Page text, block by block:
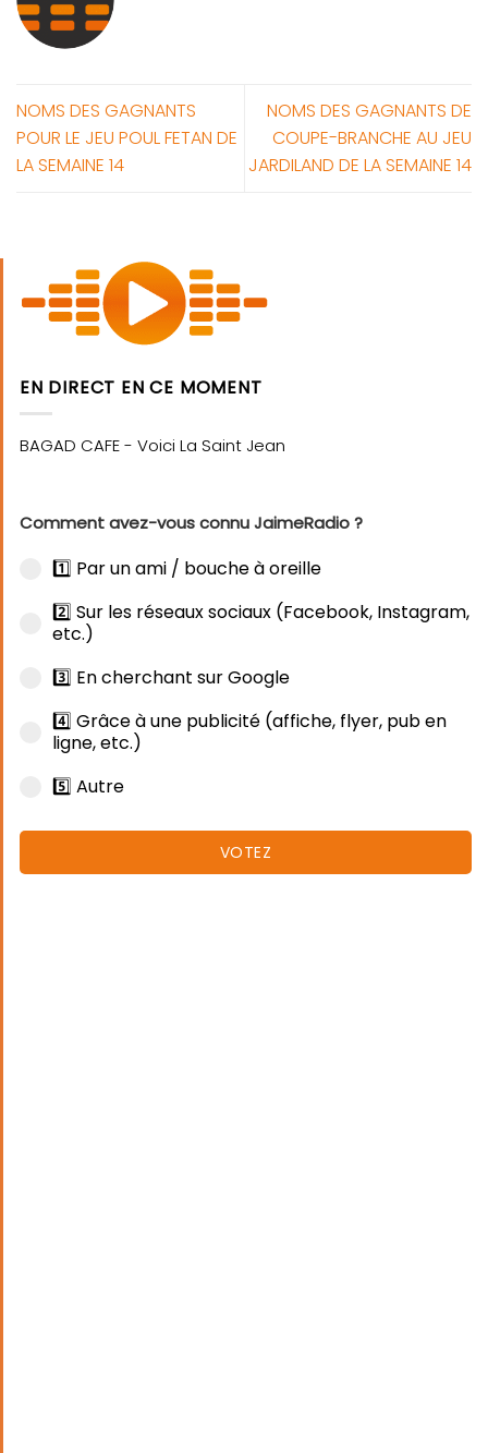
NOMS DES GAGNANTS
POUR LE JEU POUL FETAN DE
LA SEMAINE 14
NOMS DES GAGNANTS DE
COUPE-BRANCHE AU JEU
JARDILAND DE LA SEMAINE 14
EN DIRECT EN CE MOMENT
Comment avez-vous connu JaimeRadio ?
1️⃣ Par un ami / bouche à oreille
2️⃣ Sur les réseaux sociaux (Facebook, Instagram,
etc.)
3️⃣ En cherchant sur Google
4️⃣ Grâce à une publicité (affiche, flyer, pub en
ligne, etc.)
5️⃣ Autre
VOTEZ